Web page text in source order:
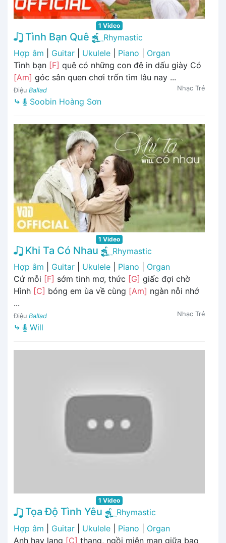
1 Video
Tình Bạn Quê
Rhymastic
Hợp âm
Guitar Ukulele Piano
Organ
Tình bạn [F] quê có những con đê in dấu giày Có
[Am] góc sân quen chơi trốn tìm lâu nay ...
Điệu Ballad Nhạc Trẻ
⤷ Soobin Hoàng Sơn
1 Video
Khi Ta Có Nhau
Rhymastic
Hợp âm
Guitar Ukulele Piano
Organ
Cứ mỗi [F] sớm tinh mơ, thức [G] giấc đợi chờ
Hình [C] bóng em ùa về cùng [Am] ngàn nỗi nhớ
...
Điệu Ballad Nhạc Trẻ
⤷ Will
1 Video
Tọa Độ Tình Yêu
Rhymastic
Hợp âm
Guitar Ukulele Piano
Organ
Anh hay lang [C] thang, ngồi miên man giữa bao